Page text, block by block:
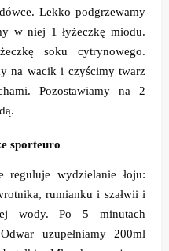
Lekko podgrzewamy
w niej 1 łyżeczkę miodu.
soku cytrynowego.
na wacik i czyścimy twarz
Pozostawiamy na 2
reguluje wydzielanie łoju:
rumianku i szałwii i
wody. Po 5 minutach
uzupełniamy 200ml